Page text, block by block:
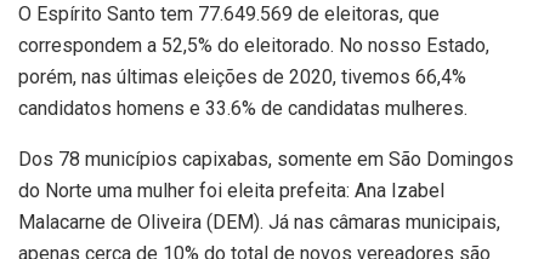
O Espírito Santo tem 77.649.569 de eleitoras, que
correspondem a 52,5% do eleitorado. No nosso Estado,
porém, nas últimas eleições de 2020, tivemos 66,4%
candidatos homens e 33.6% de candidatas mulheres.
Dos 78 municípios capixabas, somente em São Domingos
do Norte uma mulher foi eleita prefeita: Ana Izabel
Malacarne de Oliveira (DEM). Já nas câmaras municipais,
apenas cerca de 10% do total de novos vereadores são